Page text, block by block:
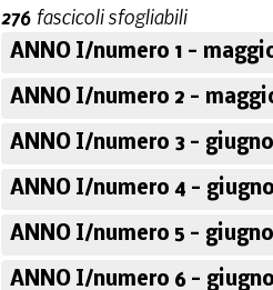
276 fascicoli sfogliabili
ANNO I/numero 1 -
ANNO I/numero 2 -
ANNO I/numero 3 -
ANNO I/numero 4 -
ANNO I/numero 5 -
ANNO I/numero 6 - ABC